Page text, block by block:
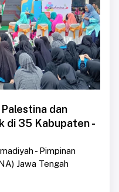
dan
di 35 Kabupaten -
- Pimpinan
Jawa Tengah